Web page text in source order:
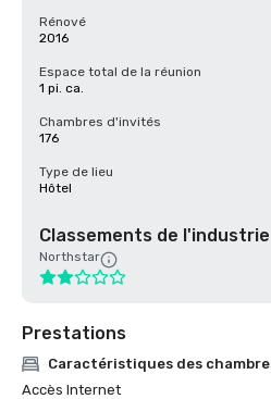
Rénové
2016
Espace total de la réunion
1 pi. ca.
Chambres d'invités
176
Type de lieu
Hôtel
Classements de l'industrie
Northstar
Prestations
Caractéristiques des
Accès Internet